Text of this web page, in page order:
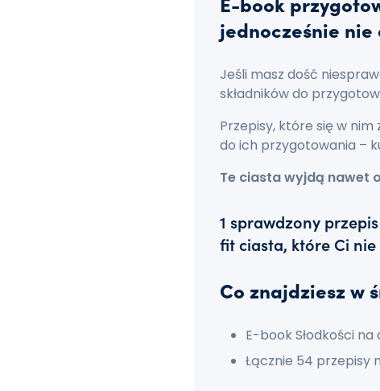
jednocześnie
Jeśli masz dość
składników do
Przepisy, które się w
do ich przygotowania –
Te ciasta wyjdą nawet
1 sprawdzony
fit ciasta, które Ci
Co znajdziesz w
E-book Słodkości na
Łącznie 54 przepisy